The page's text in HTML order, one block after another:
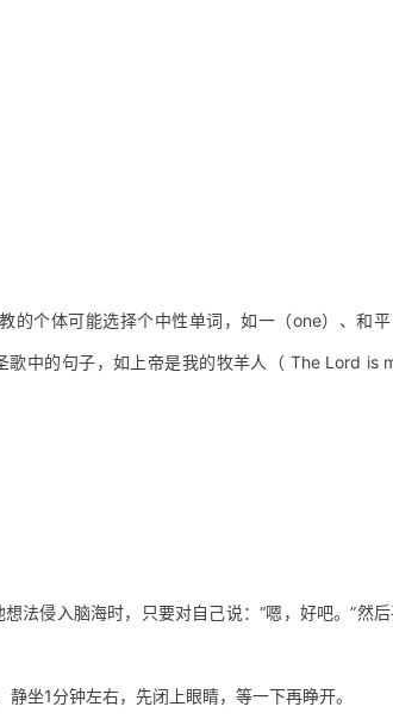
的个体可能选择个中性单词，如一（one）、和
中的句子，如上帝是我的牧羊人（ The Lord is
法侵入脑海时，只要对自己说：“嗯，好吧。”然
坐1分钟左右，先闭上眼睛，等一下再睁开。